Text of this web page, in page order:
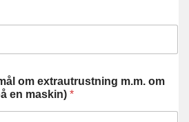
om extrautrustning m.m. om
en maskin) *